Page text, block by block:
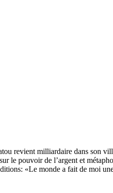
revient milliardaire dans son
le pouvoir de l’argent et
«Le monde a fait de moi